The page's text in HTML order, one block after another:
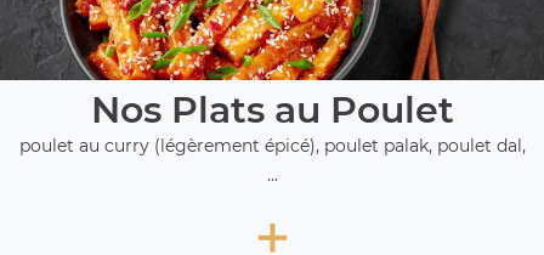
Nos Plats au Poulet
poulet au curry (légèrement épicé), poulet palak, poulet dal,
...
+